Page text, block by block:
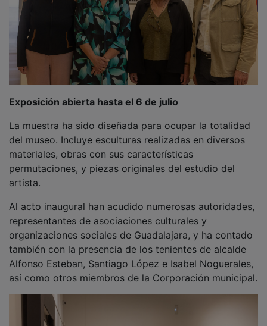
Alfonso Esteban, Santiago López e Isabel Noguerales,
así como otros miembros de la Corporación municipal.